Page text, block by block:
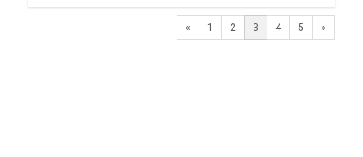
« Previous
1 2 3 4 5 »